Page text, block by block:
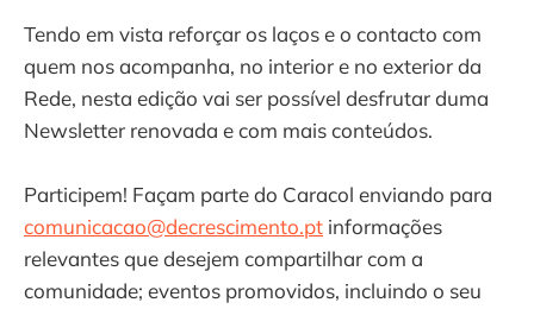
Tendo em vista reforçar os laços e o contacto com
quem nos acompanha, no interior e no exterior da
Rede, nesta edição vai ser possível desfrutar duma
Newsletter renovada e com mais conteúdos.
Participem! Façam parte do Caracol enviando para
comunicacao@decrescimento.pt informações
relevantes que desejem compartilhar com a
comunidade; eventos promovidos, incluindo o seu